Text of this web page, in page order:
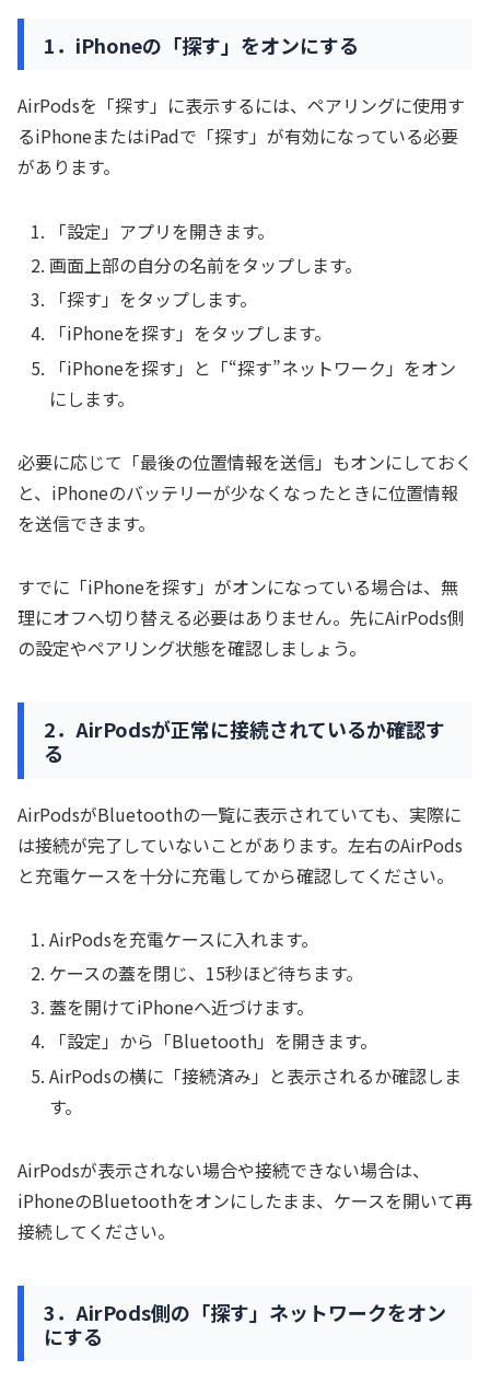
1．iPhoneの「探す」をオンにする
AirPodsを「探す」に表示するには、ペアリングに使用す
るiPhoneまたはiPadで「探す」が有効になっている必要
があります。
「設定」アプリを開きます。
画面上部の自分の名前をタップします。
「探す」をタップします。
「iPhoneを探す」をタップします。
「iPhoneを探す」と「“探す”ネットワーク」をオン
にします。
必要に応じて「最後の位置情報を送信」もオンにしておく
と、iPhoneのバッテリーが少なくなったときに位置情報
を送信できます。
すでに「iPhoneを探す」がオンになっている場合は、無
理にオフへ切り替える必要はありません。先にAirPods側
の設定やペアリング状態を確認しましょう。
2．AirPodsが正常に接続されているか確認す
る
AirPodsがBluetoothの一覧に表示されていても、実際に
は接続が完了していないことがあります。左右のAirPods
と充電ケースを十分に充電してから確認してください。
AirPodsを充電ケースに入れます。
ケースの蓋を閉じ、15秒ほど待ちます。
蓋を開けてiPhoneへ近づけます。
「設定」から「Bluetooth」を開きます。
AirPodsの横に「接続済み」と表示されるか確認しま
す。
AirPodsが表示されない場合や接続できない場合は、
iPhoneのBluetoothをオンにしたまま、ケースを開いて再
接続してください。
3．AirPods側の「探す」ネットワークをオン
にする